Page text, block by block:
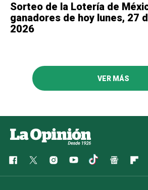
Sorteo de la Lotería de
ganadores de hoy lunes, 27
2026
VER MÁS